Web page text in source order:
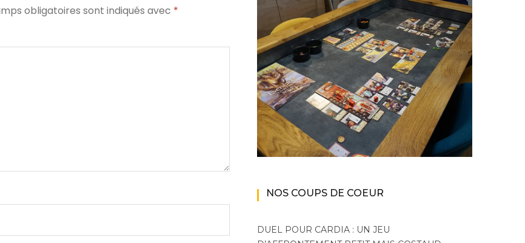
obligatoires sont indiqués avec *
NOS COUPS DE COEUR
DUEL POUR CARDIA : UN JEU